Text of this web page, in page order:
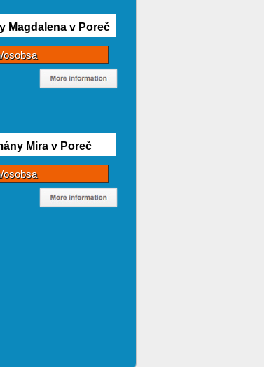
Magdalena v Poreč
osobsa
Mira v Poreč
osobsa